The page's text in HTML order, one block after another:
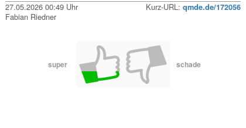
27.05.2026 00:49 Uhr Kurz-URL: qmde.de/172056
Fabian Riedner
super schade